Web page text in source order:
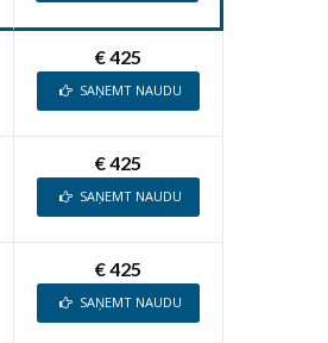
€ 425
SAŅEMT NAUDU
€ 425
SAŅEMT NAUDU
€ 425
SAŅEMT NAUDU